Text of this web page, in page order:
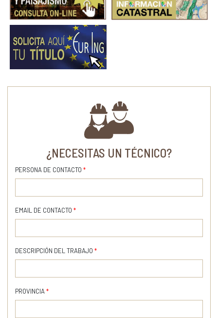
¿NECESITAS UN TÉCNICO?
PERSONA DE CONTACTO *
EMAIL DE CONTACTO *
DESCRIPCIÓN DEL TRABAJO *
PROVINCIA *